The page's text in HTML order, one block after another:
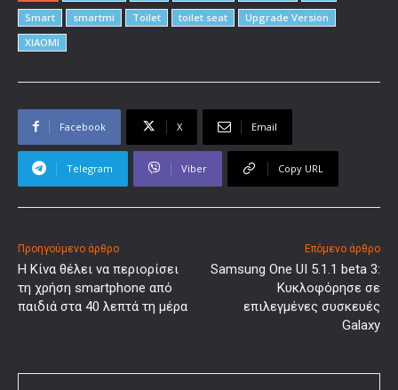
Smart
smartmi Toilet toilet seat
Upgrade Version
XIAOMI
Facebook X Email
Telegram Viber Copy URL
Προηγούμενο άρθρο
Η Κίνα θέλει να περιορίσει
τη χρήση smartphone από
παιδιά στα 40 λεπτά τη μέρα
Επόμενο άρθρο
Samsung One UI 5.1.1 beta 3:
Κυκλοφόρησε σε
επιλεγμένες συσκευές
Galaxy